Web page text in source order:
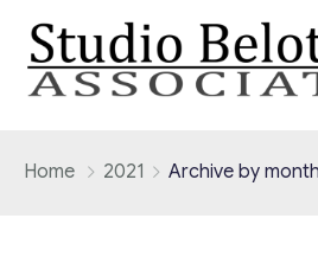
Home 2021 Archive by